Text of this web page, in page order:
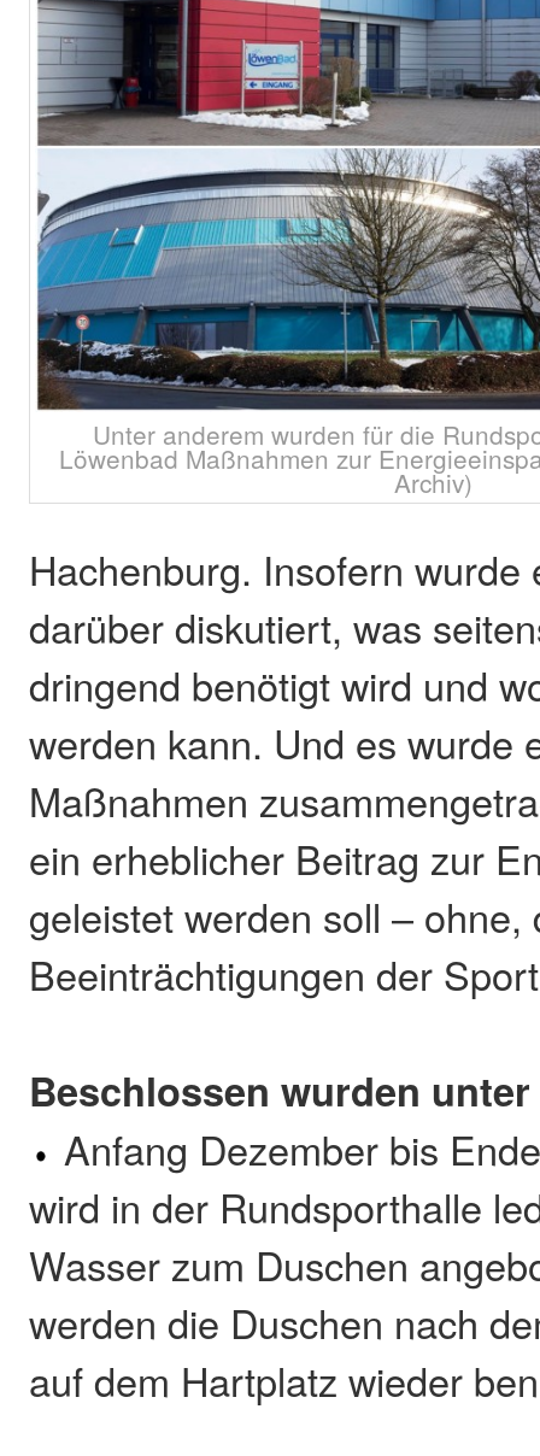
Unter anderem wurden für die
Löwenbad Maßnahmen zur
Archiv)
Hachenburg. Insofern wurde
darüber diskutiert, was
dringend benötigt wird und
werden kann. Und es wurde
Maßnahmen
ein erheblicher Beitrag zur
geleistet werden soll –
Beeinträchtigungen der
Beschlossen wurden
Anfang Dezember bis
wird in der Rundsporthalle
Wasser zum Duschen
werden die Duschen nach
auf dem Hartplatz wieder